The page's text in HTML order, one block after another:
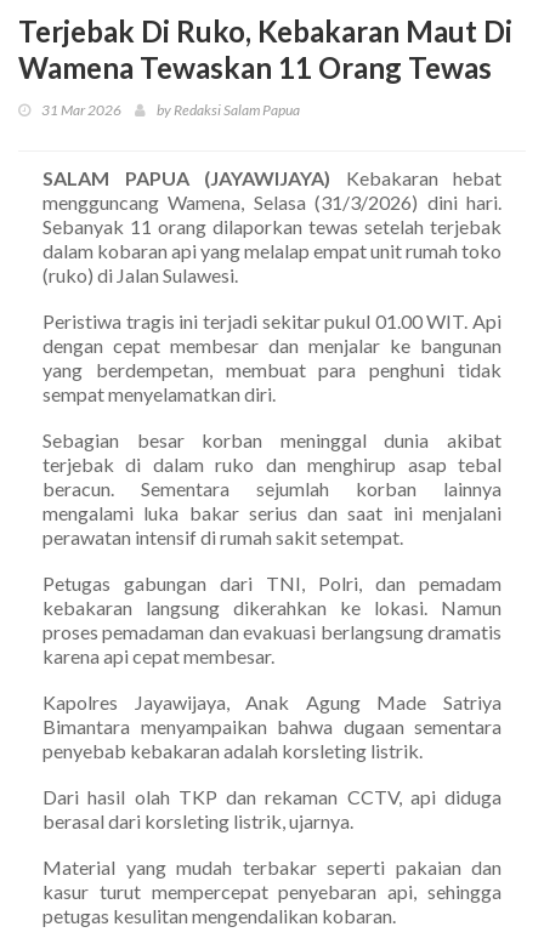
Terjebak Di Ruko, Kebakaran Maut Di
Wamena Tewaskan 11 Orang Tewas
31 Mar 2026 by Redaksi Salam Papua
SALAM PAPUA (JAYAWIJAYA) Kebakaran hebat
mengguncang Wamena, Selasa (31/3/2026) dini hari.
Sebanyak 11 orang dilaporkan tewas setelah terjebak
dalam kobaran api yang melalap empat unit rumah toko
(ruko) di Jalan Sulawesi.
Peristiwa tragis ini terjadi sekitar pukul 01.00 WIT. Api
dengan cepat membesar dan menjalar ke bangunan
yang berdempetan, membuat para penghuni tidak
sempat menyelamatkan diri.
Sebagian besar korban meninggal dunia akibat
terjebak di dalam ruko dan menghirup asap tebal
beracun. Sementara sejumlah korban lainnya
mengalami luka bakar serius dan saat ini menjalani
perawatan intensif di rumah sakit setempat.
Petugas gabungan dari TNI, Polri, dan pemadam
kebakaran langsung dikerahkan ke lokasi. Namun
proses pemadaman dan evakuasi berlangsung dramatis
karena api cepat membesar.
Kapolres Jayawijaya, Anak Agung Made Satriya
Bimantara menyampaikan bahwa dugaan sementara
penyebab kebakaran adalah korsleting listrik.
Dari hasil olah TKP dan rekaman CCTV, api diduga
berasal dari korsleting listrik, ujarnya.
Material yang mudah terbakar seperti pakaian dan
kasur turut mempercepat penyebaran api, sehingga
petugas kesulitan mengendalikan kobaran.